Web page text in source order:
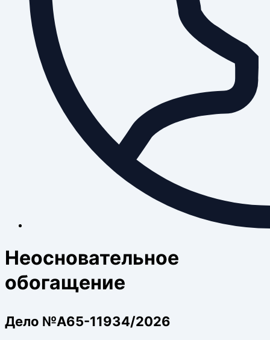
Неосновательное
обогащение
Дело №А65-11934/2026